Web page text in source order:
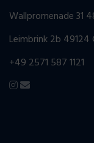
Wallpromenade 31
Leimbrink 2b
+49 2571 587 1121